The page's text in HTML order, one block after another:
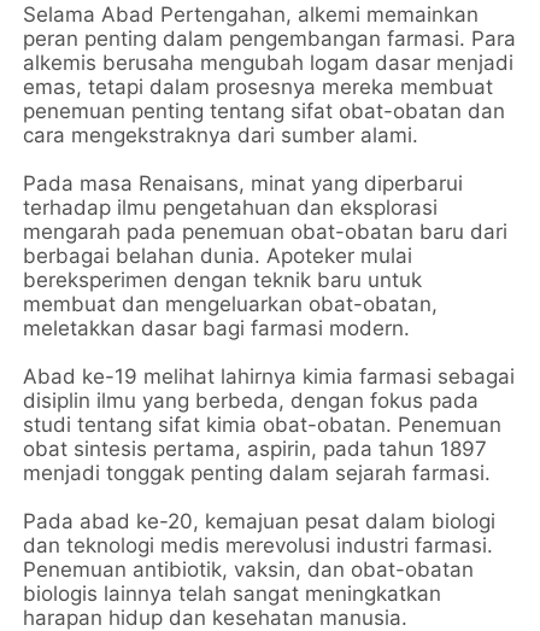
Selama Abad Pertengahan, alkemi memainkan
peran penting dalam pengembangan farmasi. Para
alkemis berusaha mengubah logam dasar menjadi
emas, tetapi dalam prosesnya mereka membuat
penemuan penting tentang sifat obat-obatan dan
cara mengekstraknya dari sumber alami.
Pada masa Renaisans, minat yang diperbarui
terhadap ilmu pengetahuan dan eksplorasi
mengarah pada penemuan obat-obatan baru dari
berbagai belahan dunia. Apoteker mulai
bereksperimen dengan teknik baru untuk
membuat dan mengeluarkan obat-obatan,
meletakkan dasar bagi farmasi modern.
Abad ke-19 melihat lahirnya kimia farmasi sebagai
disiplin ilmu yang berbeda, dengan fokus pada
studi tentang sifat kimia obat-obatan. Penemuan
obat sintesis pertama, aspirin, pada tahun 1897
menjadi tonggak penting dalam sejarah farmasi.
Pada abad ke-20, kemajuan pesat dalam biologi
dan teknologi medis merevolusi industri farmasi.
Penemuan antibiotik, vaksin, dan obat-obatan
biologis lainnya telah sangat meningkatkan
harapan hidup dan kesehatan manusia.